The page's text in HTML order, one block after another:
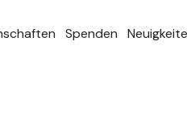
Spenden